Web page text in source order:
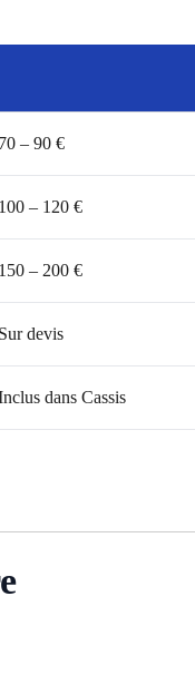
70 – 90 €
100 – 120 €
150 – 200 €
Sur devis
dans Cassis